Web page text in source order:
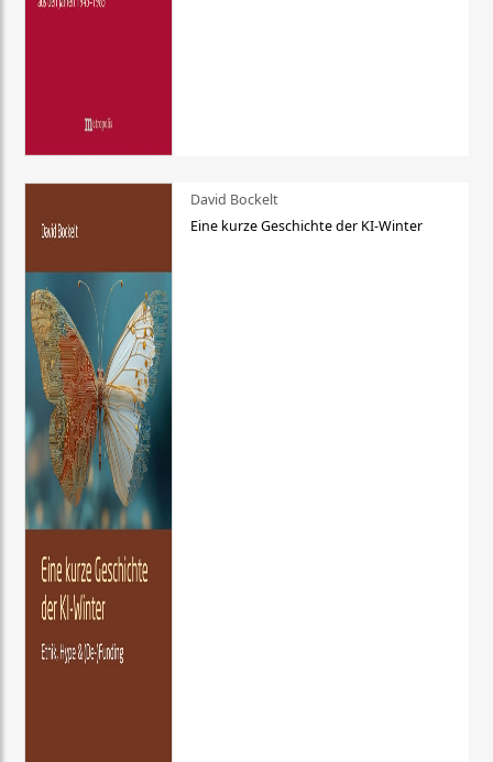
David Bockelt
Eine kurze Geschichte der KI-Winter